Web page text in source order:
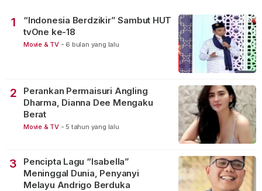
1
“Indonesia Berdzikir” Sambut HUT
tvOne ke-18
Movie & TV - 6 bulan yang lalu
2
Perankan Permaisuri Angling
Dharma, Dianna Dee Mengaku
Berat
Movie & TV - 5 tahun yang lalu
3
Pencipta Lagu “Isabella”
Meninggal Dunia, Penyanyi
Melayu Andrigo Berduka